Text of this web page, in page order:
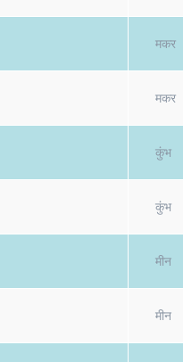
मकर
मकर
कुंभ
कुंभ
मीन
मीन